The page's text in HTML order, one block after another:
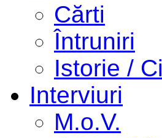
Cărti
Întruniri
Istorie /
Interviuri
M.o.V.